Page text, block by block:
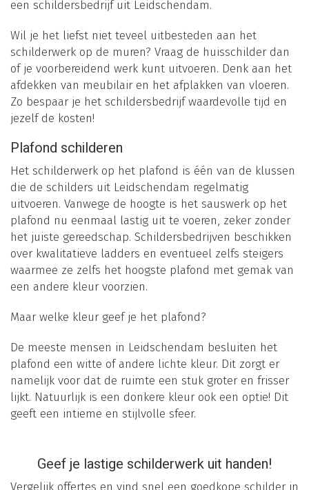
een schildersbedrijf uit Leidschendam.
Wil je het liefst niet teveel uitbesteden aan het
schilderwerk op de muren? Vraag de huisschilder dan
of je voorbereidend werk kunt uitvoeren. Denk aan het
afdekken van meubilair en het afplakken van vloeren.
Zo bespaar je het schildersbedrijf waardevolle tijd en
jezelf de kosten!
Plafond schilderen
Het schilderwerk op het plafond is één van de klussen
die de schilders uit Leidschendam regelmatig
uitvoeren. Vanwege de hoogte is het sauswerk op het
plafond nu eenmaal lastig uit te voeren, zeker zonder
het juiste gereedschap. Schildersbedrijven beschikken
over kwalitatieve ladders en eventueel zelfs steigers
waarmee ze zelfs het hoogste plafond met gemak van
een andere kleur voorzien.
Maar welke kleur geef je het plafond?
De meeste mensen in Leidschendam besluiten het
plafond een witte of andere lichte kleur. Dit zorgt er
namelijk voor dat de ruimte een stuk groter en frisser
lijkt. Natuurlijk is een donkere kleur ook een optie! Dit
geeft een intieme en stijlvolle sfeer.
Geef je lastige schilderwerk uit handen!
Vergelijk offertes en vind snel een goedkope schilder in